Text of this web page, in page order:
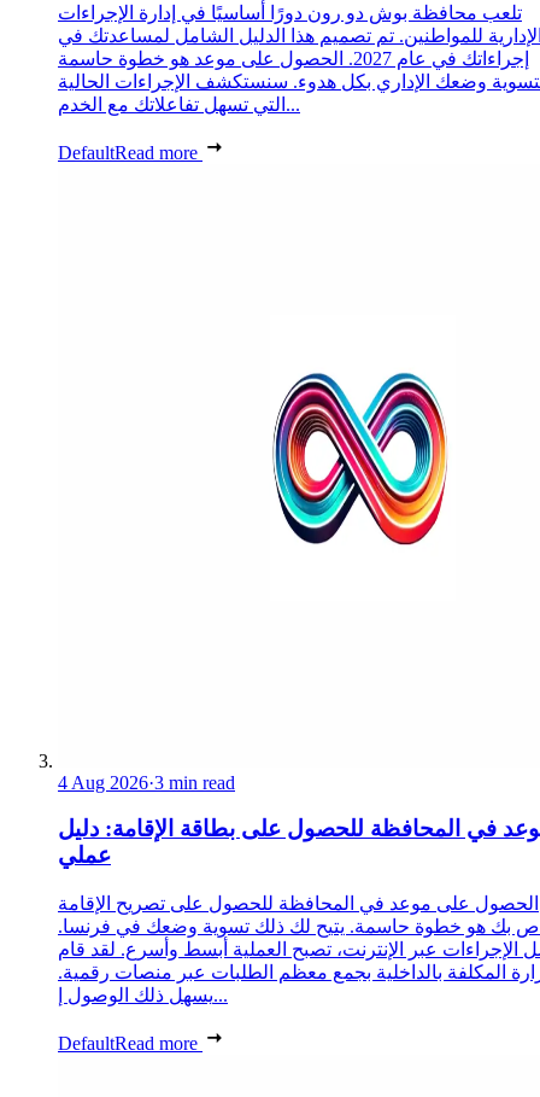
تلعب محافظة بوش دو رون دورًا أساسيًا في إدارة الإجراءات
للمواطنين. تم تصميم هذا الدليل الشامل لمساعدتك في
إجراءاتك في عام 2027. الحصول على موعد هو خطوة حاسمة
وضعك الإداري بكل هدوء. سنستكشف الإجراءات الحالية
التي تسهل تفاعلاتك مع الخدم...
DefaultRead more
4 Aug 2026·3 min read
في المحافظة للحصول على بطاقة الإقامة: دليل
عملي
الحصول على موعد في المحافظة للحصول على تصريح الإقامة
بك هو خطوة حاسمة. يتيح لك ذلك تسوية وضعك في فرنسا.
الإجراءات عبر الإنترنت، تصبح العملية أبسط وأسرع. لقد قام
المكلفة بالداخلية بجمع معظم الطلبات عبر منصات رقمية.
يسهل ذلك الوصول إ...
DefaultRead more